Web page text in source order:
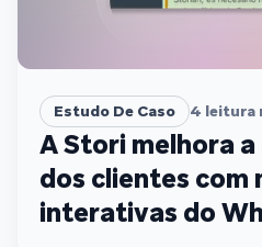
Estudo De Caso 4 leitura
A Stori melhora
dos clientes com
interativas do